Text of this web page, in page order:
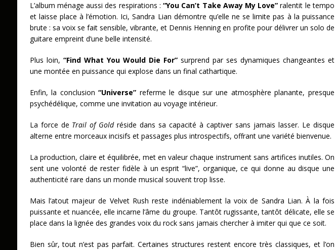
L’album ménage aussi des respirations :“You Can’t Take Away My Love” ralentit le tempo
et laisse place à l’émotion. Ici, Sandra Lian démontre qu’elle ne se limite pas à la puissance
brute : sa voix se fait sensible, vibrante, et Dennis Henning en profite pour délivrer un solo de
guitare empreint d’une belle intensité.
Plus loin, “Find What You Would Die For”surprend par ses dynamiques changeantes et
une montée en puissance qui explose dans un final cathartique.
Enfin, la conclusion“Universe” referme le disque sur une atmosphère planante, presque
psychédélique, comme une invitation au voyage intérieur.
La force de Trail of Goldréside dans sa capacité à captiver sans jamais lasser. Le disque
alterne entre morceaux incisifs et passages plus introspectifs, offrant une variété bienvenue.
La production, claire et équilibrée, met en valeur chaque instrument sans artifices inutiles. On
sent une volonté de rester fidèle à un esprit “live”, organique, ce qui donne au disque une
authenticité rare dans un monde musical souvent trop lisse.
Mais l’atout majeur de Velvet Rush reste indéniablement la voix de Sandra Lian. À la fois
puissante et nuancée, elle incarne l’âme du groupe. Tantôt rugissante, tantôt délicate, elle se
place dans la lignée des grandes voix du rock sans jamais chercher à imiter qui que ce soit.
Bien sûr, tout n’est pas parfait. Certaines structures restent encore très classiques, et l’on